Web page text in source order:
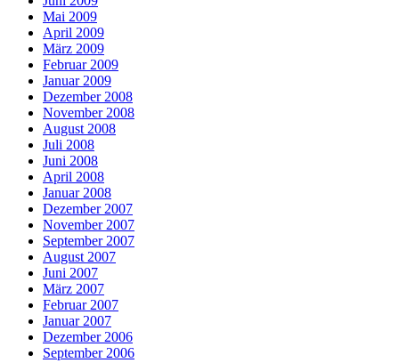
Mai 2009
April 2009
März 2009
Februar 2009
Januar 2009
Dezember 2008
November 2008
August 2008
Juli 2008
Juni 2008
April 2008
Januar 2008
Dezember 2007
November 2007
September 2007
August 2007
Juni 2007
März 2007
Februar 2007
Januar 2007
Dezember 2006
September 2006